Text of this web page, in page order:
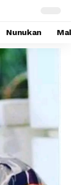
Nunukan